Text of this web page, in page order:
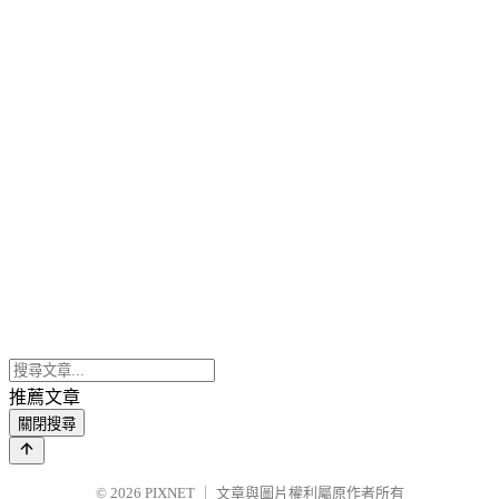
推薦文章
關閉搜尋
© 2026 PIXNET 文章與圖片權利屬原作者所有